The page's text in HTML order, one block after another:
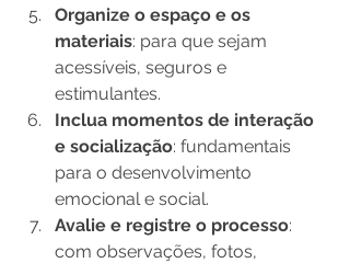
Organize o espaço e os
materiais: para que sejam
acessíveis, seguros e
estimulantes.
Inclua momentos de interação
e socialização: fundamentais
para o desenvolvimento
emocional e social.
Avalie e registre o processo:
com observações, fotos,